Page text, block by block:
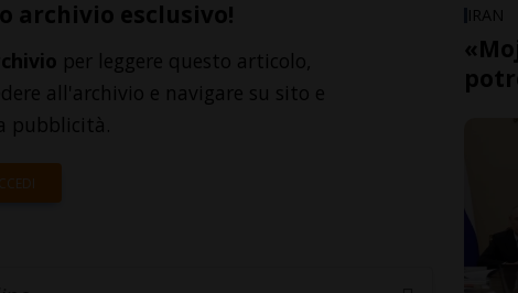
archivio esclusivo!
per leggere questo articolo,
all'archivio e navigare su sito e
pubblicità.
IRAN